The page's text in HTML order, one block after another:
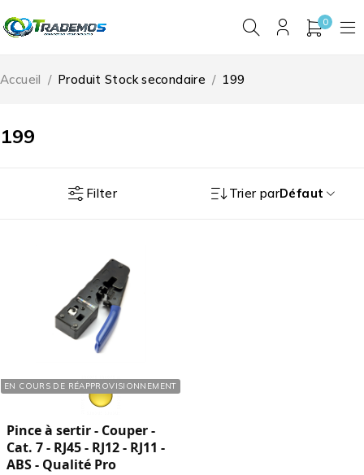
0
199
Accueil / Produit Stock secondaire / 199
Filter Trier parDéfaut
EN COURS DE RÉAPPROVISIONNEMENT
Réf. : 477129
Pince à sertir - Couper -
Cat. 7 - RJ45 - RJ12 - RJ11 -
ABS - Qualité Pro